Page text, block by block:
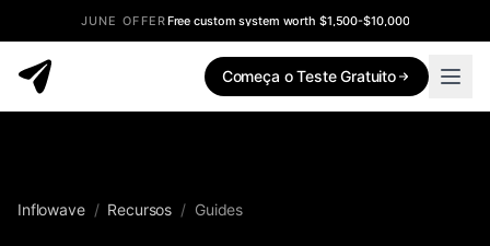
JUNE OFFERFree custom system worth $1,500-$10,000
Começa o Teste Gratuito
Inflowave / Recursos / Guides